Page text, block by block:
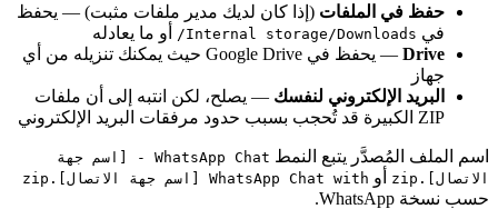
حفظ في الملفات (إذا كان لديك مدير ملفات مثبت) — يحفظ
في Internal storage/Downloads/
أو ما يعادله
Drive
— يحفظ في Google Drive حيث يمكنك تنزيله من أي
جهاز
البريد الإلكتروني لنفسك — يصلح، لكن انتبه إلى أن ملفات
ZIP الكبيرة قد تُحجب بسبب حدود مرفقات البريد الإلكتروني
اسم الملف المُصدَّر يتبع النمط
WhatsApp Chat - [اسم جهة
الاتصال].zip
أو WhatsApp Chat with [اسم جهة الاتصال].zip
حسب نسخة WhatsApp.